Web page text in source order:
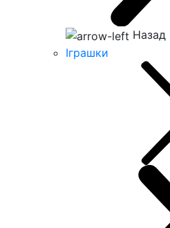
Назад
Іграшки